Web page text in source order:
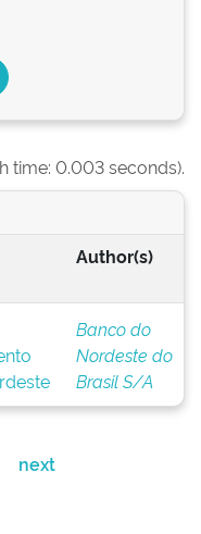
time: 0.003 seconds).
Author(s)
Banco do
Nordeste do
Brasil S/A
next